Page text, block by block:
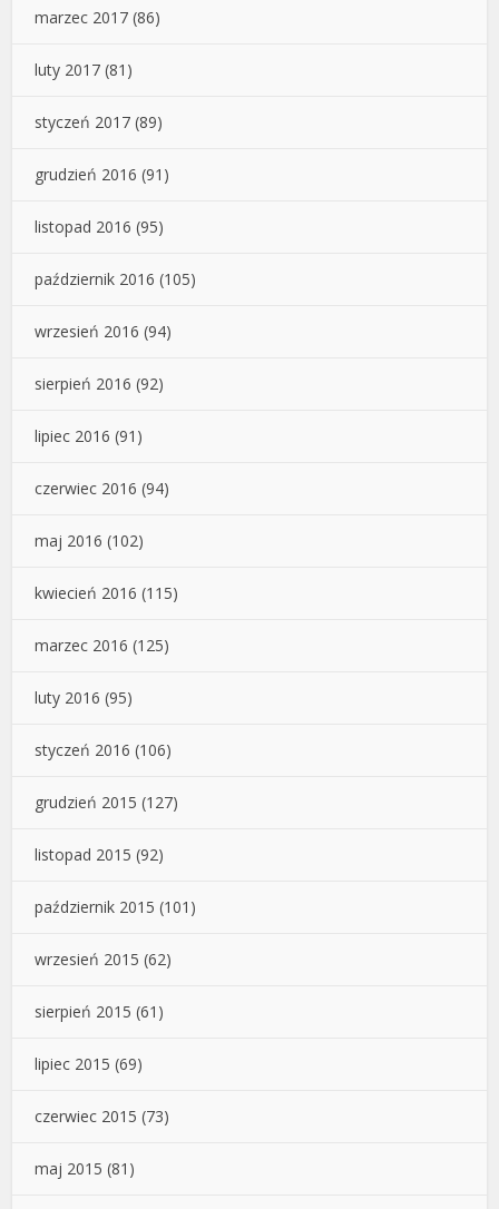
marzec 2017 (86)
luty 2017 (81)
styczeń 2017 (89)
grudzień 2016 (91)
listopad 2016 (95)
październik 2016 (105)
wrzesień 2016 (94)
sierpień 2016 (92)
lipiec 2016 (91)
czerwiec 2016 (94)
maj 2016 (102)
kwiecień 2016 (115)
marzec 2016 (125)
luty 2016 (95)
styczeń 2016 (106)
grudzień 2015 (127)
listopad 2015 (92)
październik 2015 (101)
wrzesień 2015 (62)
sierpień 2015 (61)
lipiec 2015 (69)
czerwiec 2015 (73)
maj 2015 (81)